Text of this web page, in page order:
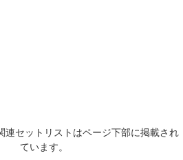
連セットリストはページ下部に掲載され
ています。